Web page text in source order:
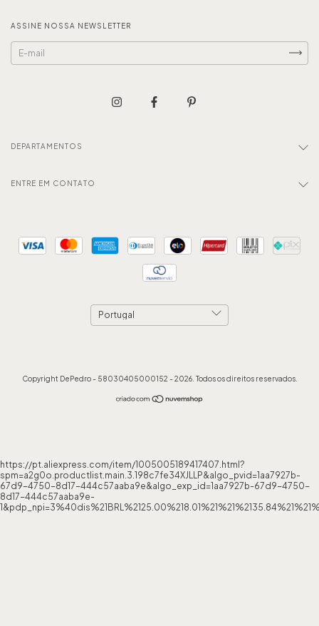
ASSINE NOSSA NEWSLETTER
DEPARTAMENTOS
ENTRE EM CONTATO
Copyright DePedro - 58030405000152 - 2026. Todos os direitos reservados.
https://pt.aliexpress.com/item/1005005189417407.html?
spm=a2g0o.productlist.main.3.198c7fe34XJLLP&algo_pvid=1aa7927b-
67d9-4750-8d17-444c57aaba9e&algo_exp_id=1aa7927b-67d9-4750-
8d17-444c57aaba9e-